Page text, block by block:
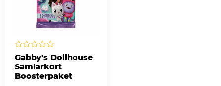
Gabby's Dollhouse
Samlarkort
Boosterpaket